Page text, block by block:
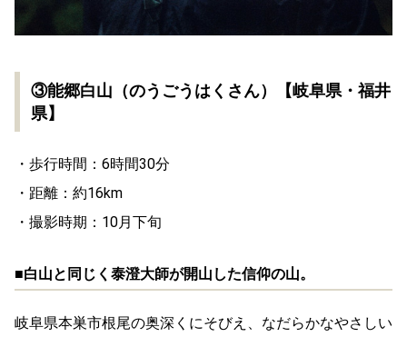
③能郷白山（のうごうはくさん）【岐阜県・福井
県】
・歩行時間：6時間30分
・距離：約16km
・撮影時期：10月下旬
■白山と同じく泰澄大師が開山した信仰の山。
岐阜県本巣市根尾の奥深くにそびえ、なだらかなやさしい